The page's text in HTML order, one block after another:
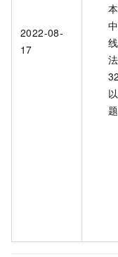
2022-08-
17
本
32
题